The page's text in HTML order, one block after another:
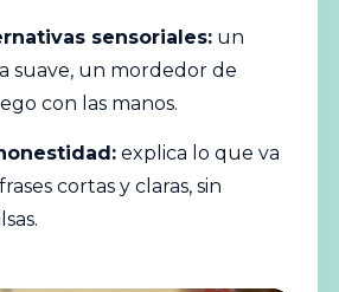
sensoriales: un
suave, un mordedor de
con las manos.
explica lo que va
cortas y claras, sin